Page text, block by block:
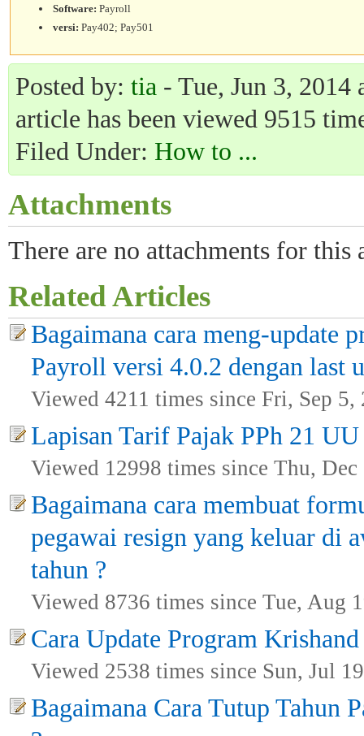
Software: Payroll
versi: Pay402; Pay501
Posted by: tia - Tue, Jun 3,
article has been viewed 9515
Filed Under: How to ...
Attachments
There are no attachments for this
Related Articles
Bagaimana cara meng-update
Payroll versi 4.0.2 dengan last
Viewed 4211 times since Fri, Sep 5,
Lapisan Tarif Pajak PPh 21
Viewed 12998 times since Thu, Dec
Bagaimana cara membuat
pegawai resign yang keluar di
tahun ?
Viewed 8736 times since Tue, Aug
Cara Update Program
Viewed 2538 times since Sun, Jul
Bagaimana Cara Tutup Tahun